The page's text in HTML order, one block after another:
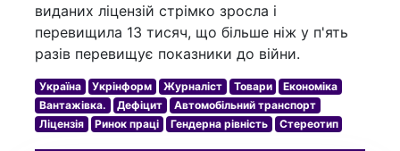
виданих ліцензій стрімко зросла і
перевищила 13 тисяч, що більше ніж у п'ять
разів перевищує показники до війни.
Україна Укрінформ Журналіст Товари
Економіка
Вантажівка.
Дефіцит
Автомобільний транспорт
Ліцензія
Ринок праці Гендерна рівність Стереотип